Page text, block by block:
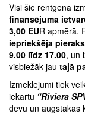
Visi šie rentgena
finansējuma
3,00 EUR apmērā.
iepriekšēja
9.00 līdz 17.00, un
visbiežāk jau tajā
Izmeklējumi tiek
iekārtu “Riviera
devu un augstākās